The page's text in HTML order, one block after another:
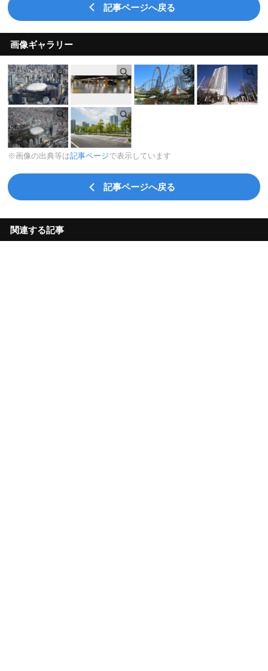
記事ページへ戻る
画像ギャラリー
※画像の出典等は記事ページで表示しています
記事ページへ戻る
関連する記事